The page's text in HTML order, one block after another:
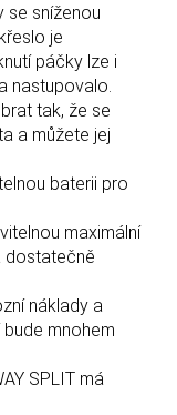
se sníženou
je
páčky lze i
nastupovalo.
tak, že se
a můžete jej
baterii pro
maximální
dostatečně
náklady a
mnohem
SPLIT má